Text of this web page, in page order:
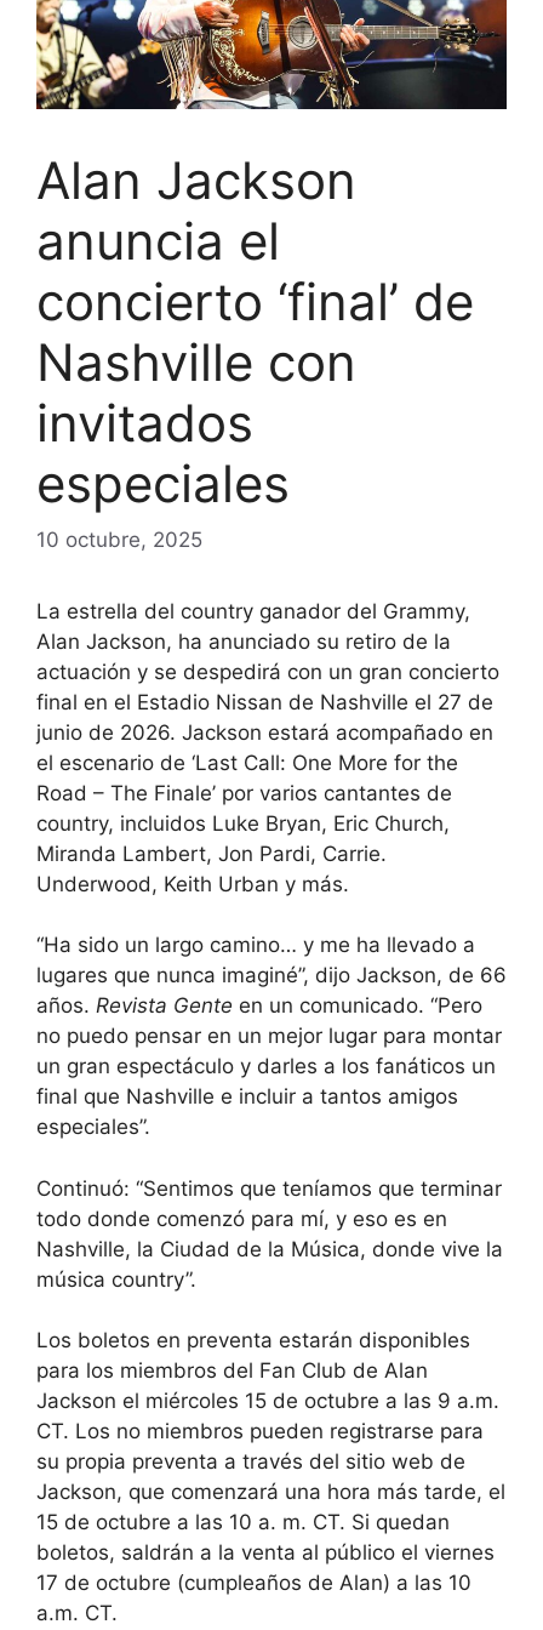
Alan Jackson
anuncia el
concierto ‘final’ de
Nashville con
invitados
especiales
10 octubre, 2025
La estrella del country ganador del Grammy,
Alan Jackson, ha anunciado su retiro de la
actuación y se despedirá con un gran concierto
final en el Estadio Nissan de Nashville el 27 de
junio de 2026. Jackson estará acompañado en
el escenario de ‘Last Call: One More for the
Road – The Finale’ por varios cantantes de
country, incluidos Luke Bryan, Eric Church,
Miranda Lambert, Jon Pardi, Carrie.
Underwood, Keith Urban y más.
“Ha sido un largo camino… y me ha llevado a
lugares que nunca imaginé”, dijo Jackson, de 66
años. Revista Gente en un comunicado. “Pero
no puedo pensar en un mejor lugar para montar
un gran espectáculo y darles a los fanáticos un
final que Nashville e incluir a tantos amigos
especiales”.
Continuó: “Sentimos que teníamos que terminar
todo donde comenzó para mí, y eso es en
Nashville, la Ciudad de la Música, donde vive la
música country”.
Los boletos en preventa estarán disponibles
para los miembros del Fan Club de Alan
Jackson el miércoles 15 de octubre a las 9 a.m.
CT. Los no miembros pueden registrarse para
su propia preventa a través del sitio web de
Jackson, que comenzará una hora más tarde, el
15 de octubre a las 10 a. m. CT. Si quedan
boletos, saldrán a la venta al público el viernes
17 de octubre (cumpleaños de Alan) a las 10
a.m. CT.